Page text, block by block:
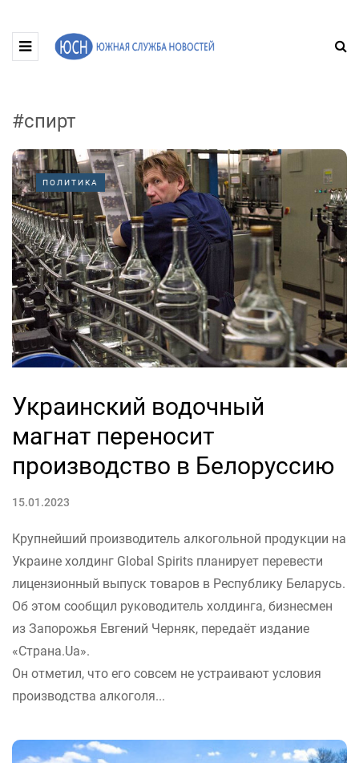
#спирт
ПОЛИТИКА
Украинский водочный
магнат переносит
производство в Белоруссию
15.01.2023
Крупнейший производитель алкогольной продукции на
Украине холдинг Global Spirits планирует перевести
лицензионный выпуск товаров в Республику Беларусь.
Об этом сообщил руководитель холдинга, бизнесмен
из Запорожья Евгений Черняк, передаёт издание
«Страна.Ua».
Он отметил, что его совсем не устраивают условия
производства алкоголя...